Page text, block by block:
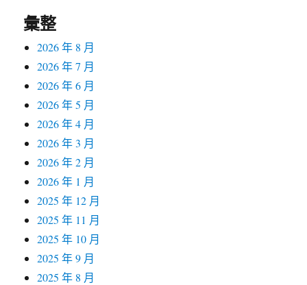
彙整
2026 年 8 月
2026 年 7 月
2026 年 6 月
2026 年 5 月
2026 年 4 月
2026 年 3 月
2026 年 2 月
2026 年 1 月
2025 年 12 月
2025 年 11 月
2025 年 10 月
2025 年 9 月
2025 年 8 月